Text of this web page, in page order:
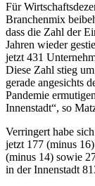
Für
Branchenmix
dass die Zahl der
Jahren wieder
jetzt 431
Diese Zahl stieg
gerade angesichts
Pandemie
Innenstadt“, so
Verringert habe
jetzt 177 (minus
(minus 14) sowie
in der Innenstadt